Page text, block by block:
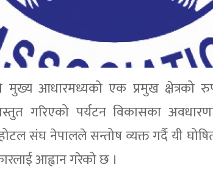
मुख्य आधारमध्यको एक प्रमुख क्षेत्रको
गरिएको पर्यटन विकासका
संघ नेपालले सन्तोष व्यक्त गर्दै यी
आह्वान गरेको छ ।